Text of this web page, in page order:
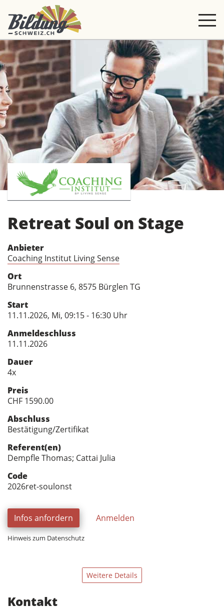
Retreat Soul on Stage
Anbieter
Coaching Institut Living Sense
Ort
Brunnenstrasse 6, 8575 Bürglen TG
Start
11.11.2026, Mi, 09:15 - 16:30 Uhr
Anmeldeschluss
11.11.2026
Dauer
4x
Preis
CHF 1590.00
Abschluss
Bestätigung/Zertifikat
Referent(en)
Dempfle Thomas; Cattai Julia
Code
2026ret-soulonst
Infos anfordern Anmelden
Hinweis zum Datenschutz
Weitere Details
Kontakt